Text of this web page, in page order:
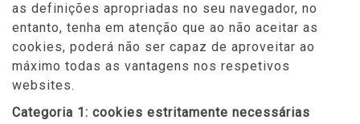
as definições apropriadas no seu navegador, no
entanto, tenha em atenção que ao não aceitar as
cookies, poderá não ser capaz de aproveitar ao
máximo todas as vantagens nos respetivos
websites.
Categoria 1: cookies estritamente necessárias